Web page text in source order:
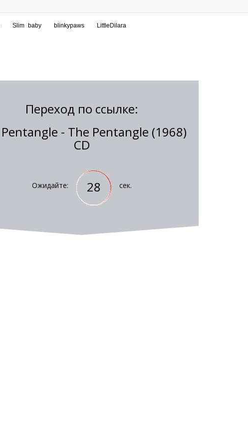
Переход по ссылке:
- The Pentangle (1968)
CD
Ожидайте: 28 сек.